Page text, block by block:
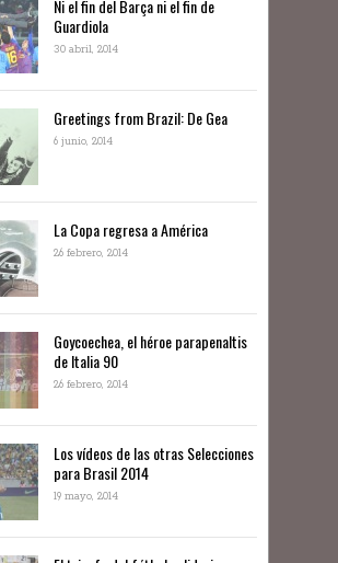
Ni el fin del Barça ni el fin de
Guardiola
30 abril, 2014
Greetings from Brazil: De Gea
6 junio, 2014
La Copa regresa a América
26 febrero, 2014
Goycoechea, el héroe parapenaltis
de Italia 90
26 febrero, 2014
Los vídeos de las otras Selecciones
para Brasil 2014
19 mayo, 2014